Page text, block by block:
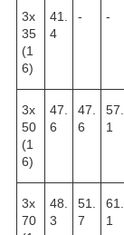
3х
35
(1
6)
41.
4
- -
3х
50
(1
6)
47.
6
47.
6
57.
1
3х
70
48.
3
51.
7
61.
1